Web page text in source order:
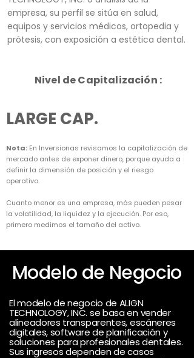
empresa, su perfil se sitúa en salud,
equipos y servicios médicos, ortopedia y
prótesis, con exposición a estética dental.
Nivel de Capitalización :
LARGE CAP.
Nota: En Inversionas revisamos la capitalización de
mercado antes de exponer dinero, porque ayuda a
definir la dimensión de posición y el riesgo
operativo.
Cuanto menor es una empresa, más pueden pesar
la volatilidad, la liquidez y la ejecución. Por eso,
primero medimos el tamaño del activo.
Modelo de Negocio
El modelo de negocio de ALIGN
TECHNOLOGY, INC. se basa en vender
alineadores transparentes, escáneres
digitales, software de planificación y
soluciones para profesionales dentales.
Sus ingresos dependen de casos